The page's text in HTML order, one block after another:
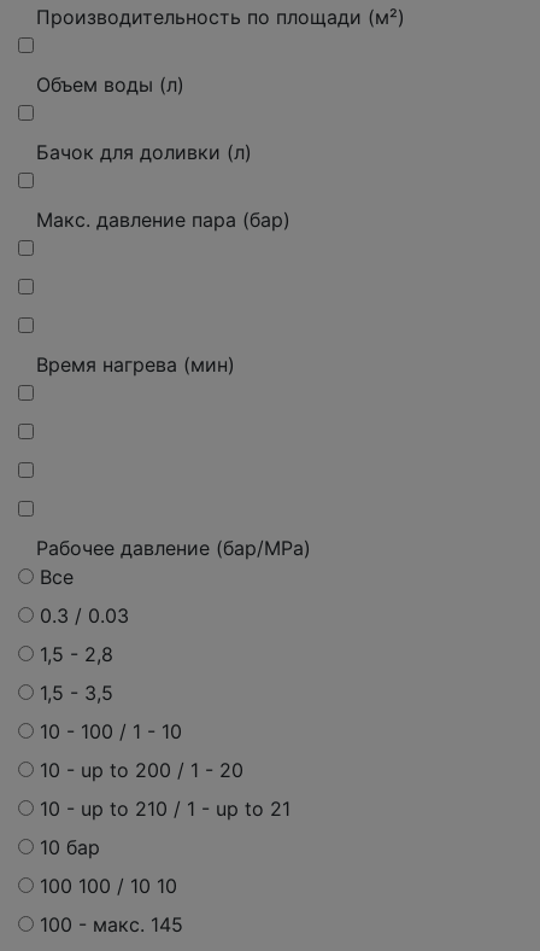
Производительность по площади (м²)
Объем воды (л)
Бачок для доливки (л)
Макс. давление пара (бар)
Время нагрева (мин)
Рабочее давление (бар/MPa)
Все
0.3 / 0.03
1,5 - 2,8
1,5 - 3,5
10 - 100 / 1 - 10
10 - up to 200 / 1 - 20
10 - up to 210 / 1 - up to 21
10 бар
100 100 / 10 10
100 - макс. 145